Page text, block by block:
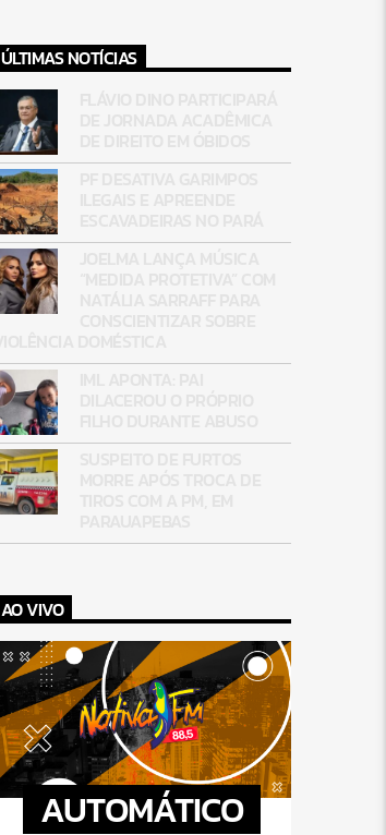
ÚLTIMAS NOTÍCIAS
AO VIVO
AUTOMÁTICO